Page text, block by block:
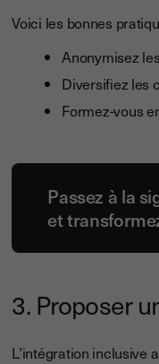
Voici les bonnes
Anonymisez
Diversifiez les
Formez-vous
Passez à la
et
3. Proposer
L’intégration inclusive